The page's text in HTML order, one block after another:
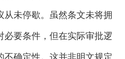
未停歇。虽然条文未将拥
必要条件，但在实际审批逻